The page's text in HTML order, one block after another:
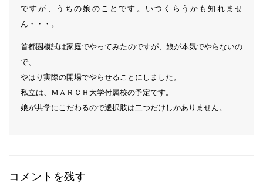
ですが、うちの娘のことです。いつくらうかも知れませ
ん・・・。
首都圏模試は家庭でやってみたのですが、娘が本気でやらないの
で、
やはり実際の開場でやらせることにしました。
私立は、ＭＡＲＣＨ大学付属校の予定です。
娘が共学にこだわるので選択肢は二つだけしかありません。
コメントを残す